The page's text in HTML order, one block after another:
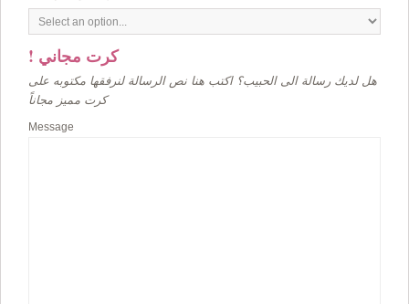
! كرت مجاني
هل لديك رسالة الى الحبيب؟ اكتب هنا نص الرسالة لنرفقها مكتوبه على
كرت مميز مجاناً
Message